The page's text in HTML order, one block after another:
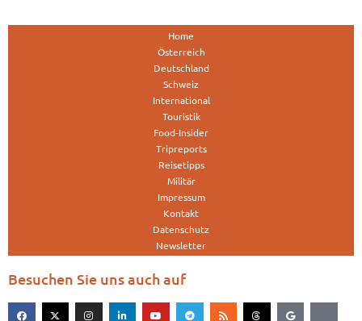
Home
Österreich
Deutschland
Schweiz
International
Touristik
Food-Insider
Tripreports
Reisetipps
Militär
Impressum
Kontakt
Datenschutz
Newsletter
Besuchen Sie uns auch auf